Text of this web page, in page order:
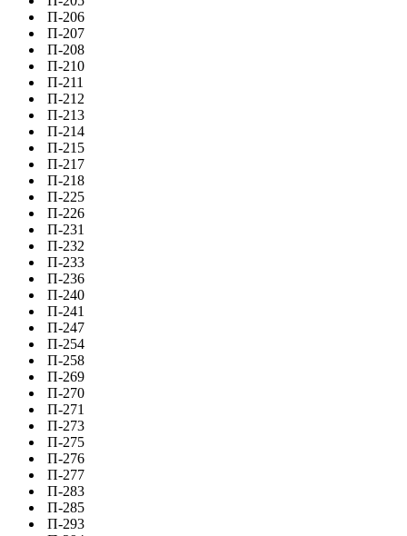
П-206
П-207
П-208
П-210
П-211
П-212
П-213
П-214
П-215
П-217
П-218
П-225
П-226
П-231
П-232
П-233
П-236
П-240
П-241
П-247
П-254
П-258
П-269
П-270
П-271
П-273
П-275
П-276
П-277
П-283
П-285
П-293